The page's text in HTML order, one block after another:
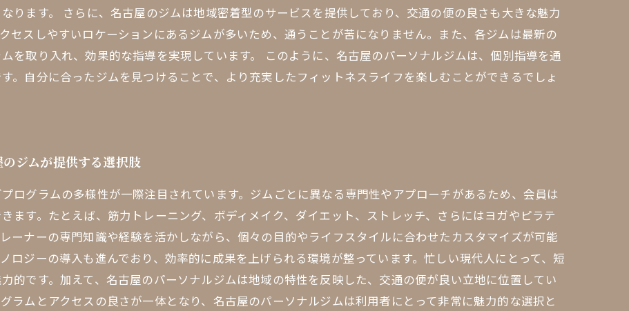
ります。 さらに、名古屋のジムは地域密着型のサービスを提供しており、交通の便の良さも大きな魅力
セスしやすいロケーションにあるジムが多いため、通うことが苦になりません。また、各ジムは最新の
を取り入れ、効果的な指導を実現しています。 このように、名古屋のパーソナルジムは、個別指導を通
。自分に合ったジムを見つけることで、より充実したフィットネスライフを楽しむことができるでしょ
ジムが提供する選択肢
ログラムの多様性が一際注目されています。ジムごとに異なる専門性やアプローチがあるため、会員は
ます。たとえば、筋力トレーニング、ボディメイク、ダイエット、ストレッチ、さらにはヨガやピラテ
ーナーの専門知識や経験を活かしながら、個々の目的やライフスタイルに合わせたカスタマイズが可能
ロジーの導入も進んでおり、効率的に成果を上げられる環境が整っています。忙しい現代人にとって、短
的です。加えて、名古屋のパーソナルジムは地域の特性を反映した、交通の便が良い立地に位置してい
ラムとアクセスの良さが一体となり、名古屋のパーソナルジムは利用者にとって非常に魅力的な選択と